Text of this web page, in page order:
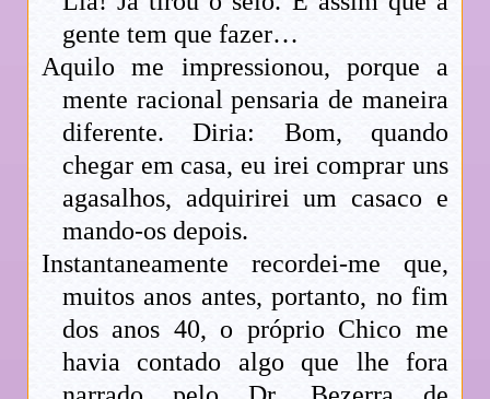
gente tem que fazer…
Aquilo me impressionou, porque a
mente racional pensaria de maneira
diferente. Diria: Bom, quando
chegar em casa, eu irei comprar uns
agasalhos, adquirirei um casaco e
mando-os depois.
Instantaneamente recordei-me que,
muitos anos antes, portanto, no fim
dos anos 40, o próprio Chico me
havia contado algo que lhe fora